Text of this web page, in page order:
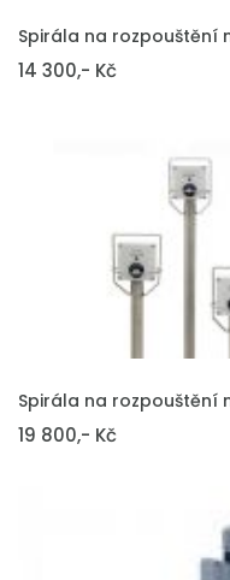
VLOŽIT DO KOŠÍKU
Spirála na rozpouštění
14 300,- Kč
VLOŽIT DO KOŠÍKU
Spirála na rozpouštění
19 800,- Kč